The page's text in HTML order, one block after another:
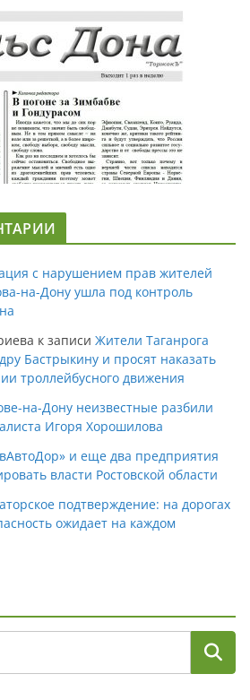
с нарушением прав жителей
на-Дону ушла под контроль
к записи Жители Таганрога
Бастрыкину и просят наказать
троллейбусного движения
на-Дону неизвестные разбили
Игоря Хорошилова
и еще два предприятия
власти Ростовской области
подтверждение: на дорогах
ожидает на каждом